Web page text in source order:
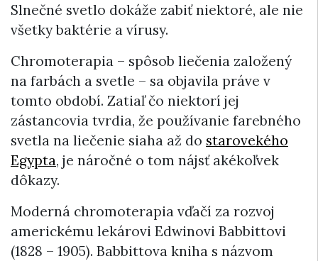
Slnečné svetlo dokáže zabiť niektoré, ale nie
všetky baktérie a vírusy.
Chromoterapia – spôsob liečenia založený
na farbách a svetle – sa objavila práve v
tomto období. Zatiaľ čo niektorí jej
zástancovia tvrdia, že používanie farebného
svetla na liečenie siaha až do starovekého
Egypta, je náročné o tom nájsť akékoľvek
dôkazy.
Moderná chromoterapia vďačí za rozvoj
americkému lekárovi Edwinovi Babbittovi
(1828 – 1905). Babbittova kniha s názvom